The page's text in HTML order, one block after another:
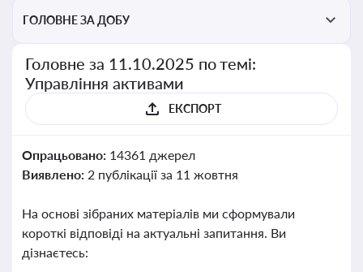
ГОЛОВНЕ ЗА ДОБУ
Головне за 11.10.2025 по темі:
Управління активами
ЕКСПОРТ
Опрацьовано: 14361 джерел
Виявлено: 2 публікації за 11 жовтня
На основі зібраних матеріалів ми сформували
короткі відповіді на актуальні запитання. Ви
дізнаєтесь: